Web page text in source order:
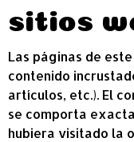
sitios
Las páginas de
contenido
artículos, etc.). El
se comporta
hubiera visitado la